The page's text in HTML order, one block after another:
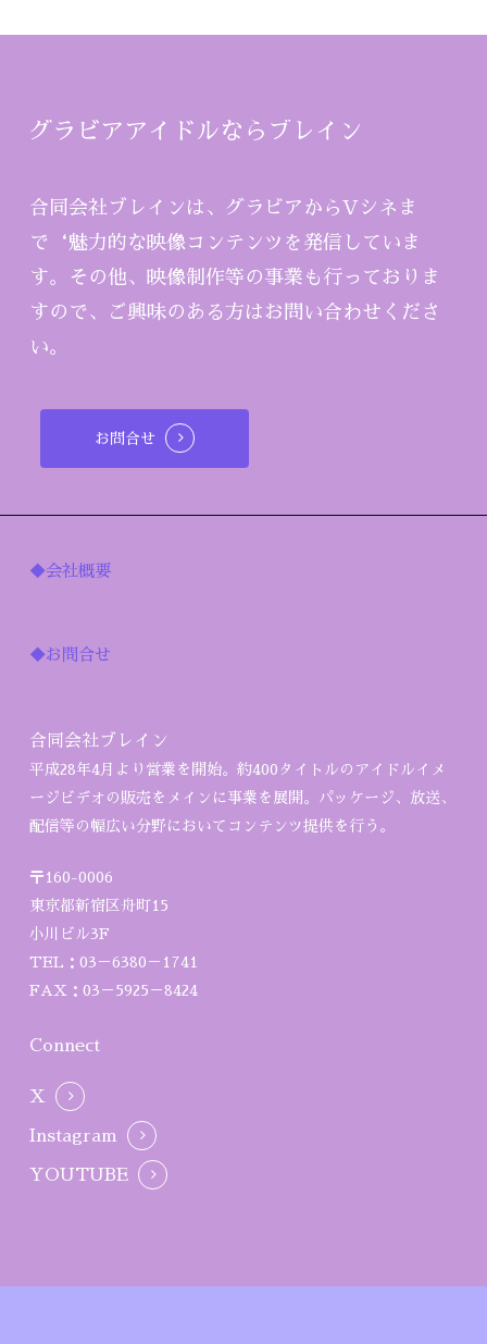
グラビアアイドルならブレイン
合同会社ブレインは、グラビアからVシネま
で‘魅力的な映像コンテンツを発信していま
す。その他、映像制作等の事業も行っておりま
すので、ご興味のある方はお問い合わせくださ
い。
お問合せ
◆会社概要
◆お問合せ
合同会社ブレイン
平成28年4月より営業を開始。約400タイトルのアイドルイメ
ージビデオの販売をメインに事業を展開。パッケージ、放送、
配信等の幅広い分野においてコンテンツ提供を行う。
〒160-0006
東京都新宿区舟町15
小川ビル3F
TEL：03－6380－1741
FAX：03－5925－8424
Connect
X
Instagram
YOUTUBE